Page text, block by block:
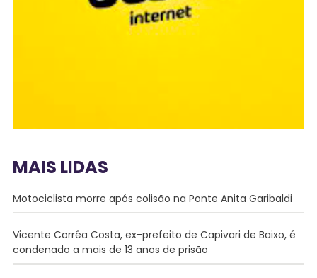
MAIS LIDAS
Motociclista morre após colisão na Ponte Anita Garibaldi
Vicente Corrêa Costa, ex-prefeito de Capivari de Baixo, é
condenado a mais de 13 anos de prisão